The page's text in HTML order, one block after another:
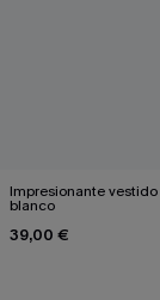
Impresionante
blanco
39,00 €